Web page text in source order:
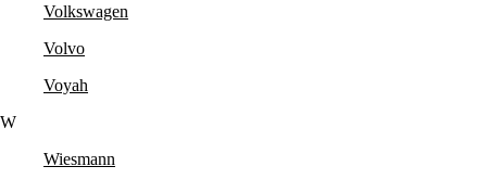
Volkswagen
Volvo
Voyah
W
Wiesmann